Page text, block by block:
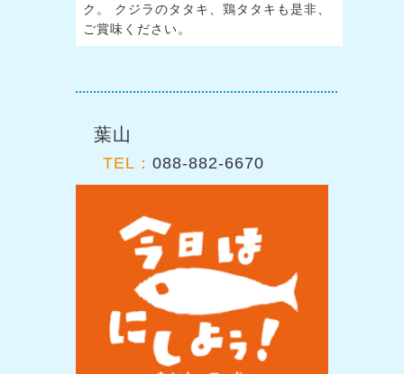
ク。 クジラのタタキ、鶏タタキも是非、
ご賞味ください。
葉山
TEL： 088-882-6670